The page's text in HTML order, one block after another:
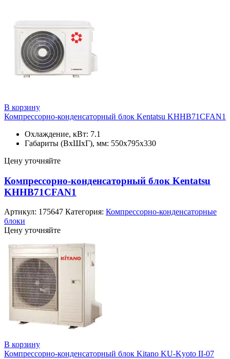
В корзину
Компрессорно-конденсаторный блок Kentatsu KHHB71CFAN1
Охлаждение, кВт: 7.1
Габариты (ВхШхГ), мм: 550х795x330
Цену уточняйте
Компрессорно-конденсаторный блок Kentatsu
KHHB71CFAN1
Артикул: 175647 Категория: Компрессорно-конденсаторные
блоки
Цену уточняйте
В корзину
Компрессорно-конденсаторный блок Kitano KU-Kyoto II-07